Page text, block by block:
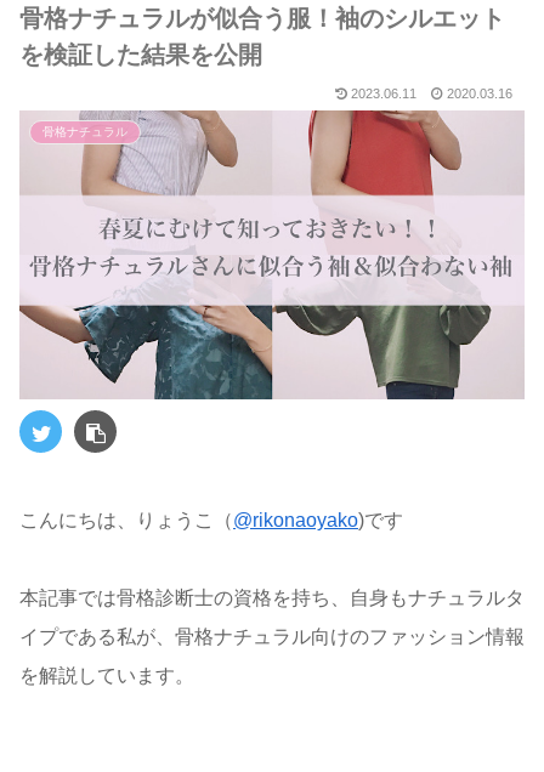
骨格ナチュラルが似合う服！袖のシルエット
を検証した結果を公開
2023.06.11 2020.03.16
骨格ナチュラル
こんにちは、りょうこ（@rikonaoyako)です
本記事では骨格診断士の資格を持ち、自身もナチュラルタ
イプである私が、骨格ナチュラル向けのファッション情報
を解説しています。